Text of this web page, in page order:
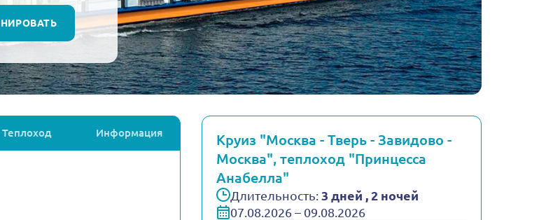
Теплоход Информация
Круиз "Москва - Тверь - Завидово -
Москва", теплоход "Принцесса
Анабелла"
Длительность: 3 дней , 2 ночей
07.08.2026 – 09.08.2026